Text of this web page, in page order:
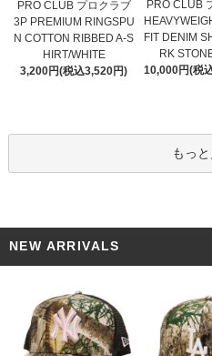
PRO CLUB プロクラブ
3P PREMIUM RINGSPU
N COTTON RIBBED A-S
HIRT/WHITE
3,200円(税込3,520円)
PRO CLUB
FIT DENIM
RK
10,000円(税
もっ
NEW ARRIVALS